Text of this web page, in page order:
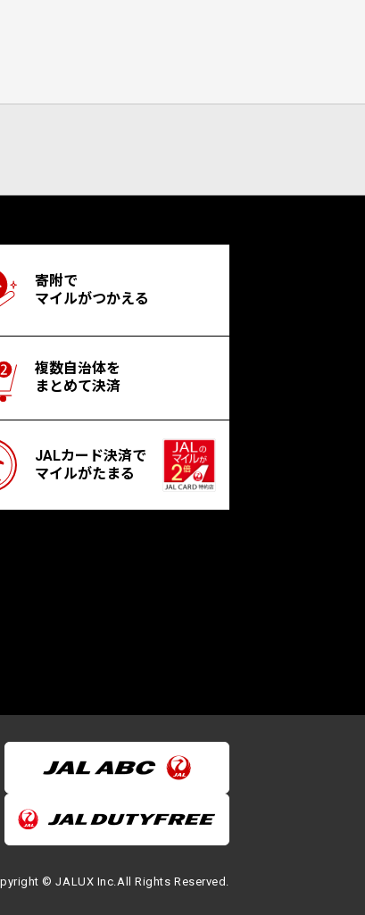
寄附で
マイルがつかえる
複数自治体を
まとめて決済
JALカード決済で
マイルがたまる
© JALUX Inc.All Rights Reserved.